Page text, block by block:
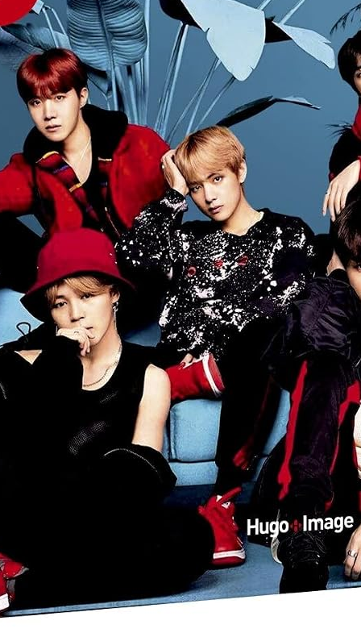
100 Pages D’activités Simples Et Amusantes Pour